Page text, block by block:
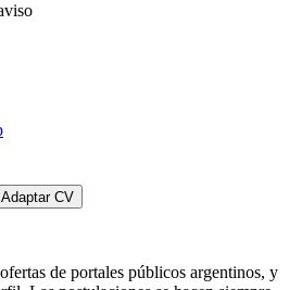
Adaptar CV
de portales públicos argentinos, y